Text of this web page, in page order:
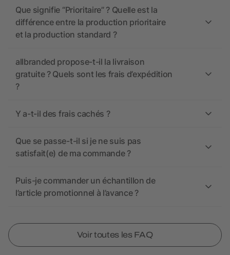
Que signifie “Prioritaire” ? Quelle est la
différence entre la production prioritaire
et la production standard ?
allbranded propose-t-il la livraison
gratuite ? Quels sont les frais d’expédition
?
Y a-t-il des frais cachés ?
Que se passe-t-il si je ne suis pas
satisfait(e) de ma commande ?
Puis-je commander un échantillon de
l’article promotionnel à l’avance ?
Voir toutes les FAQ